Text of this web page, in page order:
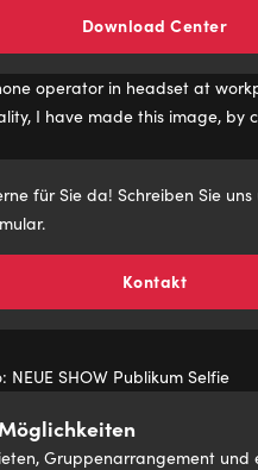
Download Center
für Sie da! Schreiben Sie
Kontakt
Gruppenarrangement und